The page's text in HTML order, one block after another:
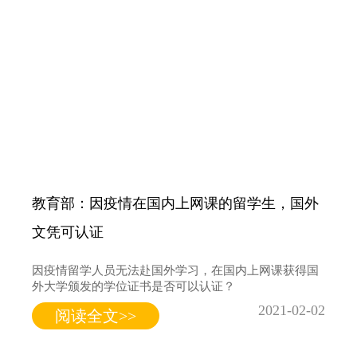
教育部：因疫情在国内上网课的留学生，国外
文凭可认证
因疫情留学人员无法赴国外学习，在国内上网课获得国
外大学颁发的学位证书是否可以认证？
阅读全文>> 2021-02-02